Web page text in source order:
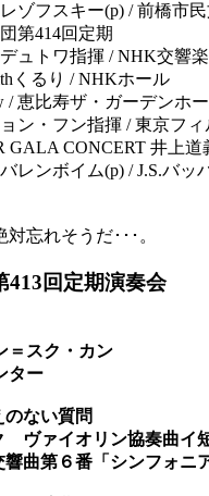
ゾフスキー(p) / 前橋市
第414回定期
ュトワ指揮 / NHK交響楽
くるり / NHKホール
/ 恵比寿ザ・ガーデンホ
ン・フン指揮 / 東京フ
CONCERT 井上道
レンボイム(p) / J.S.バ
忘れそうだ･･･。
413回定期演奏会
＝スク・カン
ター
ない質問
ヴァイオリン協奏曲イ
曲第６番「シンフォニ